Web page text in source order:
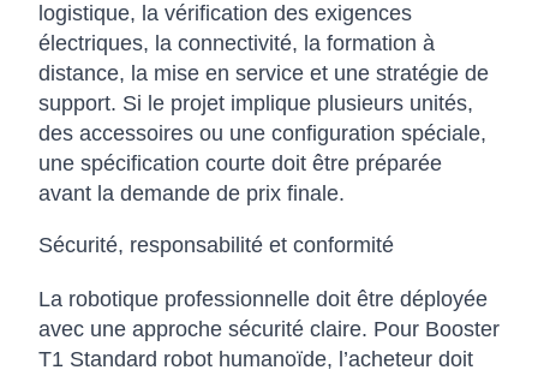
logistique, la vérification des exigences
électriques, la connectivité, la formation à
distance, la mise en service et une stratégie de
support. Si le projet implique plusieurs unités,
des accessoires ou une configuration spéciale,
une spécification courte doit être préparée
avant la demande de prix finale.
Sécurité, responsabilité et conformité
La robotique professionnelle doit être déployée
avec une approche sécurité claire. Pour Booster
T1 Standard robot humanoïde, l’acheteur doit